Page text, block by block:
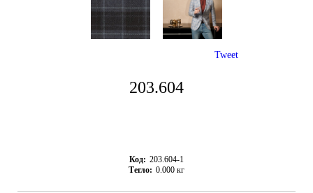
203.604
Код: 203.604-1
Тегло: 0.000 кг
Tweet